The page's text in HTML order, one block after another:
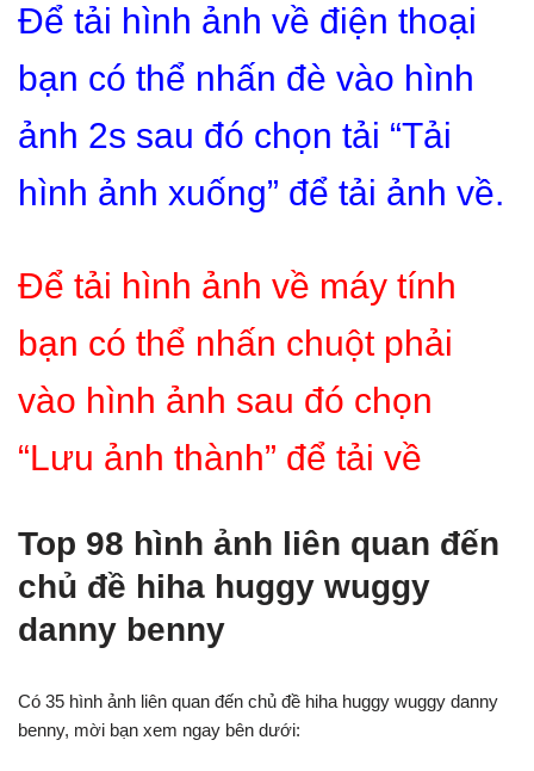
Để tải hình ảnh về điện thoại
bạn có thể nhấn đè vào hình
ảnh 2s sau đó chọn tải “Tải
hình ảnh xuống” để tải ảnh về.
Để tải hình ảnh về máy tính
bạn có thể nhấn chuột phải
vào hình ảnh sau đó chọn
“Lưu ảnh thành” để tải về
Top 98 hình ảnh liên quan đến
chủ đề hiha huggy wuggy
danny benny
Có 35 hình ảnh liên quan đến chủ đề hiha huggy wuggy danny
benny, mời bạn xem ngay bên dưới: